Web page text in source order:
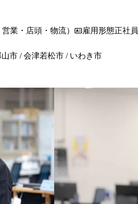
業・店頭・物流） 雇用形態正社員
山市 / 会津若松市 / いわき市